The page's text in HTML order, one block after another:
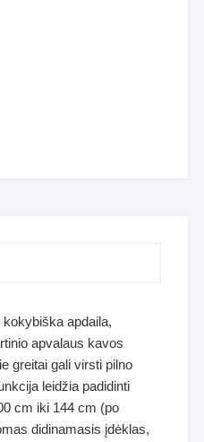
apdaila,
apvalaus kavos
greitai gali virsti pilno
leidžia padidinti
cm iki 144 cm (po
didinamasis įdėklas,